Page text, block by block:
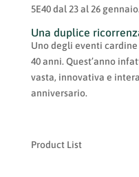
5E40 dal 23 al 26 gennaio.
Una duplice
Uno degli eventi
40 anni. Quest’anno
vasta, innovativa e
anniversario.
Product List